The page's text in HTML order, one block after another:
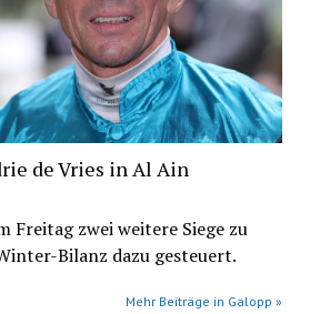
de Vries in Al Ain
Freitag zwei weitere Siege zu
Bilanz dazu gesteuert.
Mehr Beiträge in Galopp »